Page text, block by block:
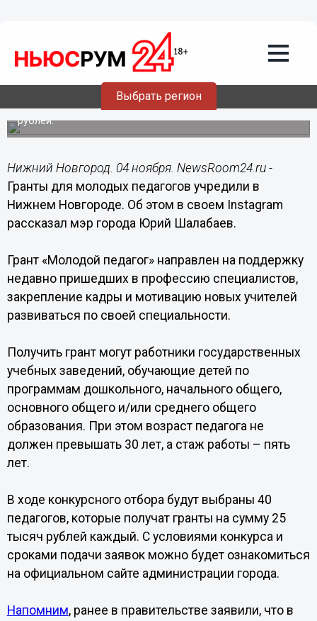
Выбрать регион
04.11.202111:00
В Нижнем Новгороде учредили гранты
для молодых учителей
Педагоги могут претендовать на грант в 25 тысяч
рублей.
Нижний Новгород. 04 ноября. NewsRoom24.ru -
Гранты для молодых педагогов учредили в
Нижнем Новгороде. Об этом в своем Instagram
рассказал мэр города Юрий Шалабаев.
Грант «Молодой педагог» направлен на поддержку
недавно пришедших в профессию специалистов,
закрепление кадры и мотивацию новых учителей
развиваться по своей специальности.
Получить грант могут работники государственных
учебных заведений, обучающие детей по
программам дошкольного, начального общего,
основного общего и/или среднего общего
образования. При этом возраст педагога не
должен превышать 30 лет, а стаж работы – пять
лет.
В ходе конкурсного отбора будут выбраны 40
педагогов, которые получат гранты на сумму 25
тысяч рублей каждый. С условиями конкурса и
сроками подачи заявок можно будет ознакомиться
на официальном сайте администрации города.
Напомним, ранее в правительстве заявили, что в